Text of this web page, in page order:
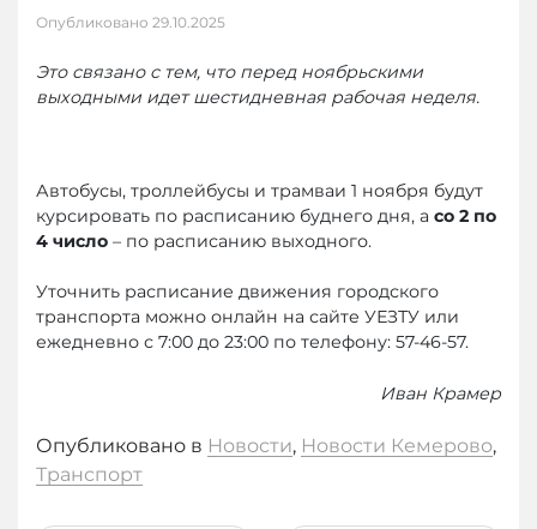
Опубликовано 29.10.2025
Это связано с тем, что перед ноябрьскими
выходными идет шестидневная рабочая неделя.
Автобусы, троллейбусы и трамваи 1 ноября будут
курсировать по расписанию буднего дня, а со 2 по
4 число – по расписанию выходного.
Уточнить расписание движения городского
транспорта можно онлайн на сайте УЕЗТУ или
ежедневно с 7:00 до 23:00 по телефону: 57-46-57.
Иван Крамер
Опубликовано в Новости, Новости Кемерово,
Транспорт